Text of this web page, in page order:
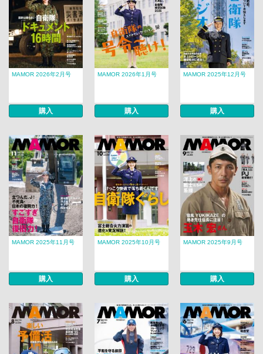
MAMOR 2026年2月号
購入
MAMOR 2026年1月号
購入
MAMOR 2025年12月号
購入
MAMOR 2025年11月号
購入
MAMOR 2025年10月号
購入
MAMOR 2025年9月号
購入